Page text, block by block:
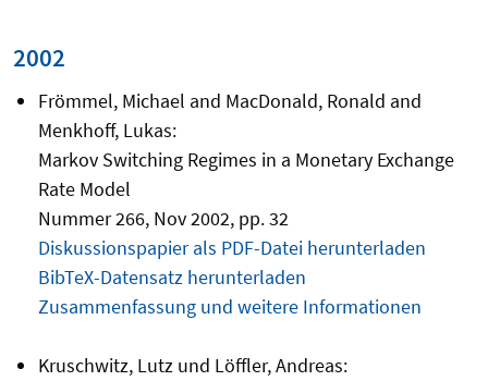
2002
Frömmel, Michael and MacDonald, Ronald and
Menkhoff, Lukas:
Markov Switching Regimes in a Monetary Exchange
Rate Model
Nummer 266, Nov 2002, pp. 32
Diskussionspapier als PDF-Datei herunterladen
BibTeX-Datensatz herunterladen
Zusammenfassung und weitere Informationen
Kruschwitz, Lutz und Löffler, Andreas: